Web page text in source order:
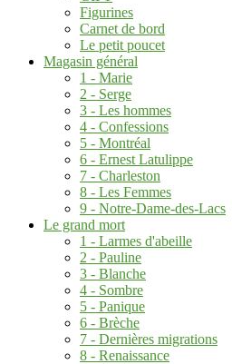
Figurines
Carnet de bord
Le petit poucet
Magasin général
1 - Marie
2 - Serge
3 - Les hommes
4 - Confessions
5 - Montréal
6 - Ernest Latulippe
7 - Charleston
8 - Les Femmes
9 - Notre-Dame-des-Lacs
Le grand mort
1 - Larmes d'abeille
2 - Pauline
3 - Blanche
4 - Sombre
5 - Panique
6 - Brèche
7 - Dernières migrations
8 - Renaissance